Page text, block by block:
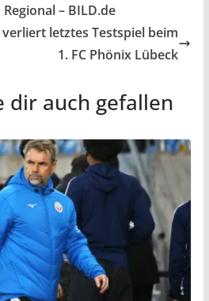
– BILD.de
verliert letztes Testspiel beim
1. FC Phönix Lübeck
dir auch gefallen